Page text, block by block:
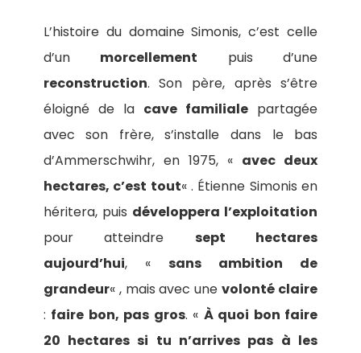
L’histoire du domaine Simonis, c’est celle
d’un morcellement puis d’une
reconstruction. Son père, après s’être
éloigné de la cave familiale partagée
avec son frère, s’installe dans le bas
d’Ammerschwihr, en 1975, « avec deux
hectares, c’est tout« . Étienne Simonis en
héritera, puis développera l’exploitation
pour atteindre sept hectares
aujourd’hui, « sans ambition de
grandeur« , mais avec unevolonté claire
: faire bon, pas gros. « À quoi bon faire
20 hectares si tu n’arrives pas à les